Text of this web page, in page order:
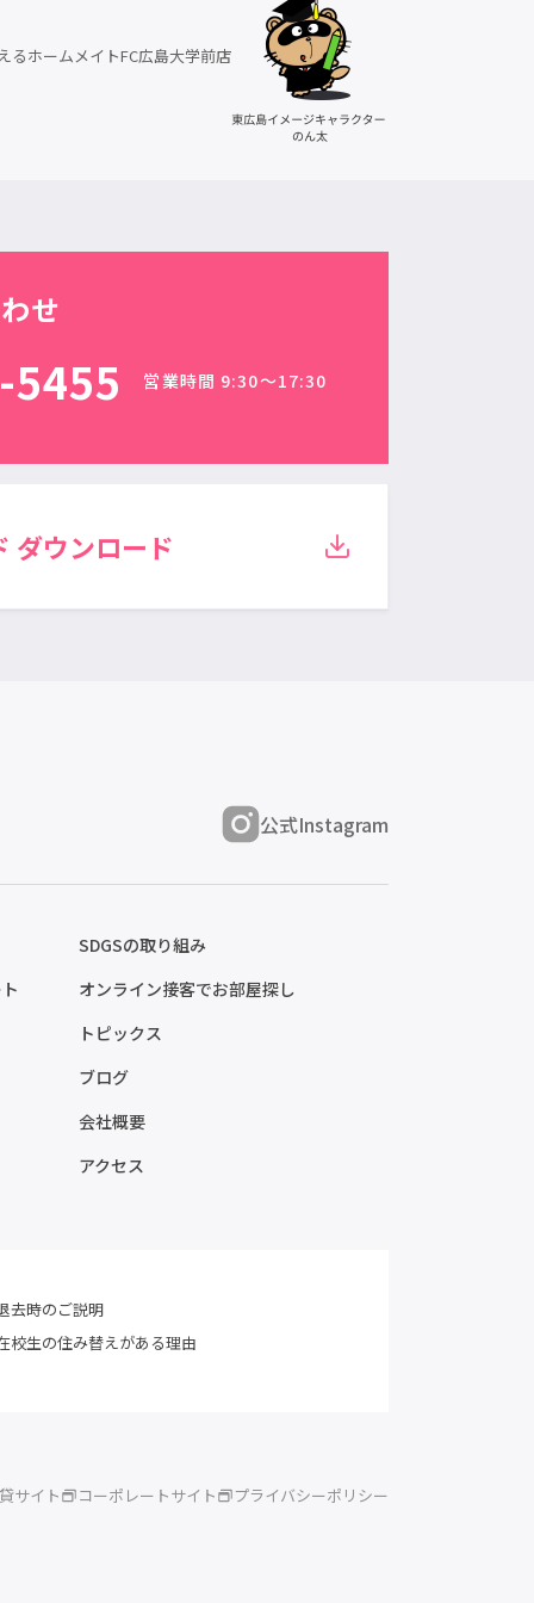
るホームメイトFC広島大学前店
せ
営業時間 9:30〜17:30
ダウンロード
公式Instagram
SDGSの取り組み
オンライン接客でお部屋探し
トピックス
ブログ
会社概要
アクセス
去時のご説明
校生の住み替えがある理由
サイト コーポレートサイト プライバシーポリシー